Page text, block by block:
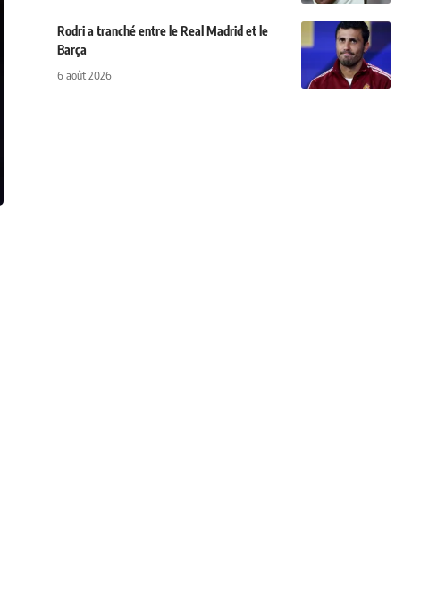
Rodri a tranché entre le Real Madrid et le
Barça
6 août 2026